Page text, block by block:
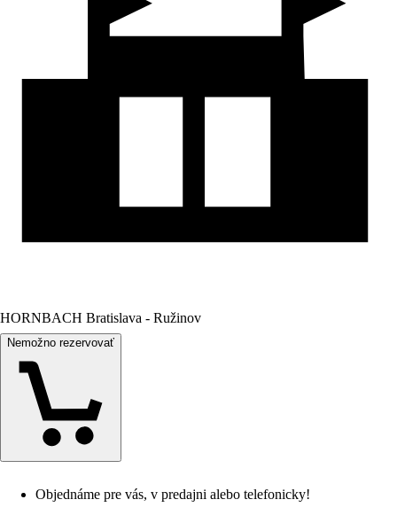
HORNBACH Bratislava - Ružinov
Nemožno rezervovať
Objednáme pre vás, v predajni alebo telefonicky!